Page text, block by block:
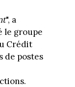
", a
le groupe
Crédit
de postes